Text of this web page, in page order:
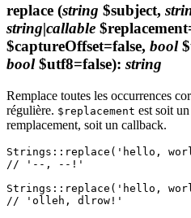
replace (string $subject,
string|callable
$captureOffset=false, bool
bool$utf8=false): string
Remplace toutes les occurrences
régulière. $replacement est soit
remplacement, soit un callback.
Strings::replace('hello,
// '--, --!'
Strings::replace('hello,